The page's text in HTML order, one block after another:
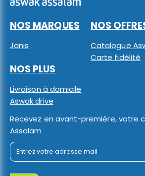
NOS MARQUES
Janis
NOS
Catalogue
Carte fidélité
NOS PLUS
Livraison à domicile
Aswak drive
Recevez en avant-première, votre
Assalam